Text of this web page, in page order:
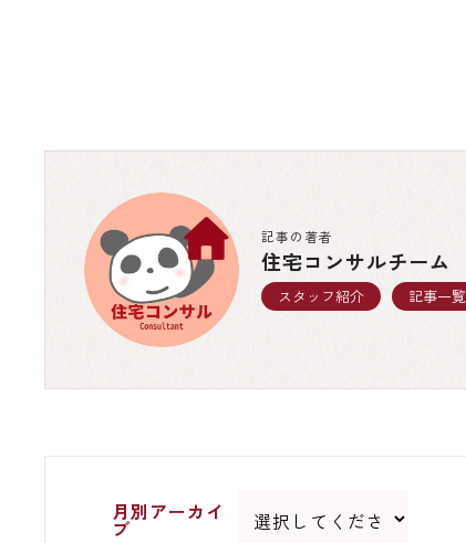
記事の著者
住宅コンサルチーム
スタッフ紹介
記事一覧
月別アーカイ
ブ